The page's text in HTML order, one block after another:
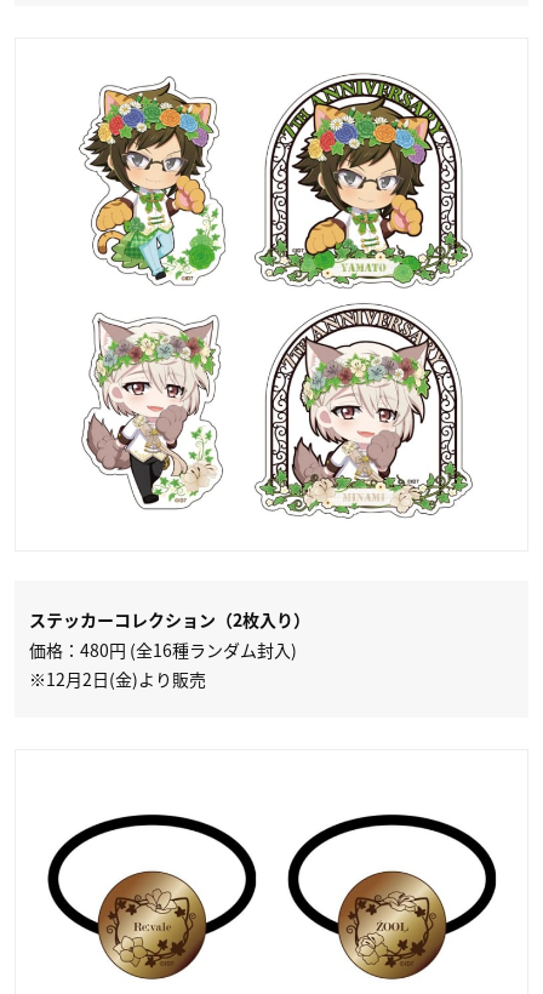
ステッカーコレクション（2枚入り）
価格：480円 (全16種ランダム封入)
※12月2日(金)より販売